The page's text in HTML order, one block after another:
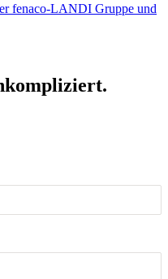
fenaco-LANDI Gruppe und